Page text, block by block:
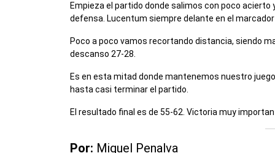
Empieza el partido donde salimos con poco
defensa. Lucentum siempre delante en el
Poco a poco vamos recortando distancia, siendo
descanso 27-28.
Es en esta mitad donde mantenemos nuestro
hasta casi terminar el partido.
El resultado final es de 55-62. Victoria muy
Por: Miguel Penalva